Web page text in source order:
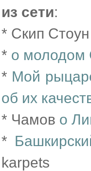
из сети:
* Скип
* о молодом
* Мой
об их
* Чамов о
*
karpets